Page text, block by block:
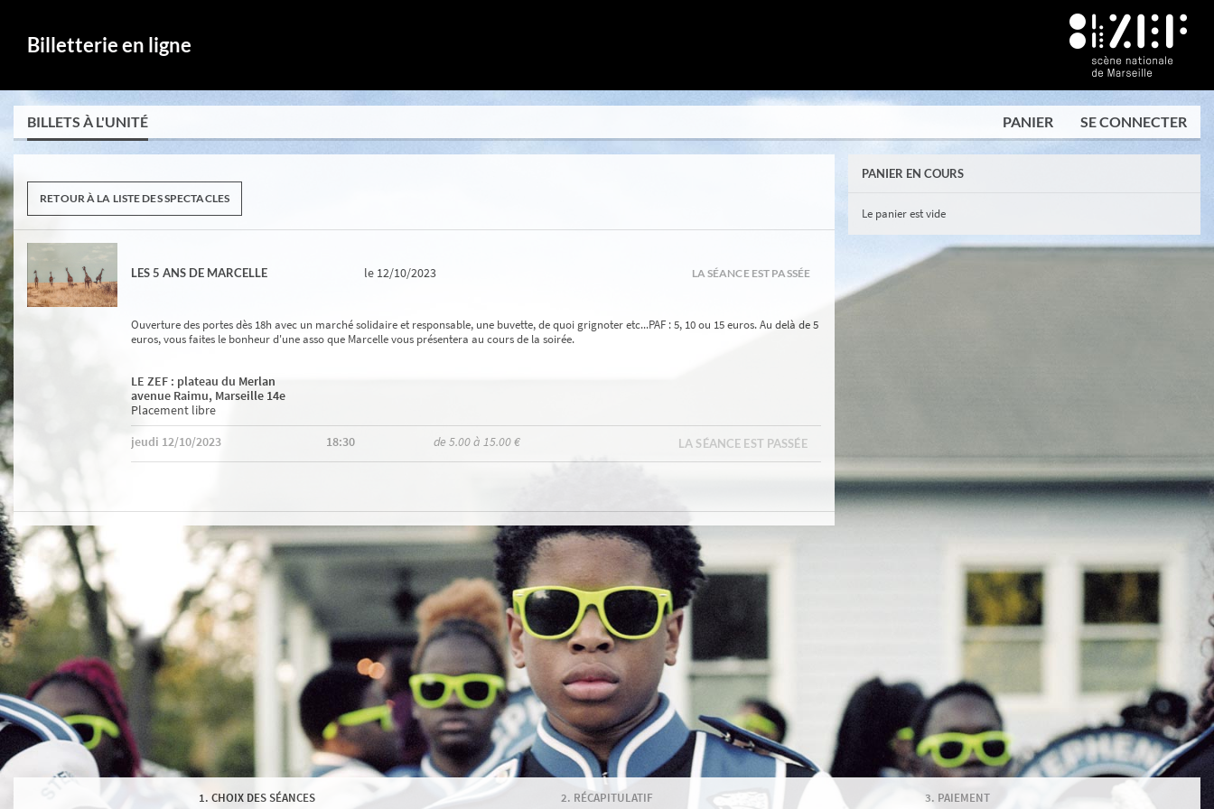
Billetterie en ligne
BILLETS À L'UNITÉ PANIER SE CONNECTER
RETOUR À LA LISTE DES SPECTACLES
LES 5 ANS DE MARCELLE le 12/10/2023 LA SÉANCE EST PASSÉE
Ouverture des portes dès 18h avec un marché solidaire et responsable, une buvette, de quoi grignoter etc...PAF : 5, 10 ou 15 euros. Au delà de 5
euros, vous faites le bonheur d'une asso que Marcelle vous présentera au cours de la soirée.
LE ZEF : plateau du Merlan
avenue Raimu, Marseille 14e
Placement libre
jeudi 12/10/2023
18:30 de 5.00 à 15.00 € LA SÉANCE EST PASSÉE
PANIER EN COURS
Le panier est vide
CHOIX DES SÉANCES RÉCAPITULATIF PAIEMENT